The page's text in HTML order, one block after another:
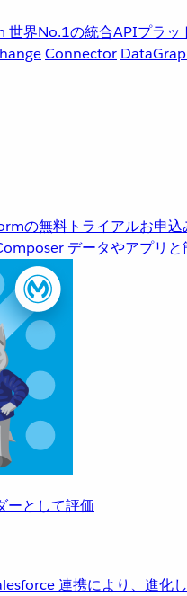
世界No.1の統合APIプラッ
Connector
の無料トライアルお申込
データやアプリ
ーとして評価
連携により、進化